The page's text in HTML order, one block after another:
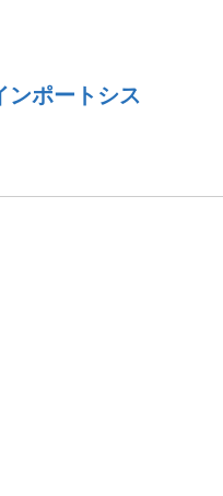
ンポートシス